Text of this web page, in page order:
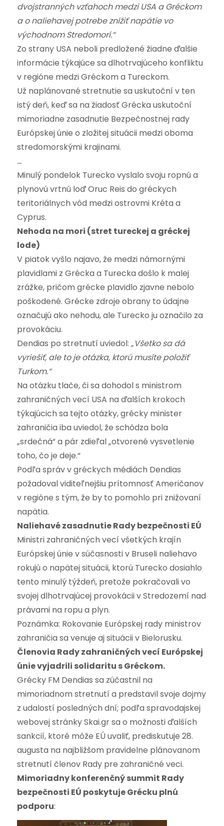
dvojstranných vzťahoch medzi USA a Gréckom
a o naliehavej potrebe znížiť napätie vo
východnom Stredomorí.“
Zo strany USA neboli predložené žiadne ďalšie
informácie týkajúce sa dlhotrvajúceho konfliktu
v regióne medzi Gréckom a Tureckom.
Už naplánované stretnutie sa uskutoční v ten
istý deň, keď sa na žiadosť Grécka uskutoční
mimoriadne zasadnutie Bezpečnostnej rady
Európskej únie o zložitej situácii medzi oboma
stredomorskými krajinami.
…
Minulý pondelok Turecko vyslalo svoju ropnú a
plynovú vrtnú loď Oruc Reis do gréckych
teritoriálnych vôd medzi ostrovmi Kréta a
Cyprus.
Nehoda na mori (stret tureckej a gréckej
lode)
V piatok vyšlo najavo, že medzi námornými
plavidlami z Grécka a Turecka došlo k malej
zrážke, pričom grécke plavidlo zjavne nebolo
poškodené. Grécke zdroje obrany to údajne
označujú ako nehodu, ale Turecko ju označilo za
provokáciu.
Dendias po stretnutí uviedol: „Všetko sa dá
vyriešiť, ale to je otázka, ktorú musíte položiť
Turkom.“
Na otázku tlače, či sa dohodol s ministrom
zahraničných vecí USA na ďalších krokoch
týkajúcich sa tejto otázky, grécky minister
zahraničia iba uviedol, že schôdza bola
„srdečná“ a pár zdieľal „otvorené vysvetlenie
toho, čo je deje.“
Podľa správ v gréckych médiách Dendias
požadoval viditeľnejšiu prítomnosť Američanov
v regióne s tým, že by to pomohlo pri znižovaní
napätia.
Naliehavé zasadnutie Rady bezpečnosti EÚ
Ministri zahraničných vecí všetkých krajín
Európskej únie v súčasnosti v Bruseli naliehavo
rokujú o napätej situácii, ktorú Turecko dosiahlo
tento minulý týždeň, pretože pokračovali vo
svojej dlhotrvajúcej provokácii v Stredozemí nad
právami na ropu a plyn.
Poznámka: Rokovanie Európskej rady ministrov
zahraničia sa venuje aj situácii v Bielorusku.
Členovia Rady zahraničných vecí Európskej
únie vyjadrili solidaritu s Gréckom.
Grécky FM Dendias sa zúčastnil na
mimoriadnom stretnutí a predstavil svoje dojmy
z udalostí posledných dní; podľa spravodajskej
webovej stránky Skai.gr sa o možnosti ďalších
sankcií, ktoré môže EÚ uvaliť, prediskutuje 28.
augusta na najbližšom pravidelne plánovanom
stretnutí členov Rady pre zahraničné veci.
Mimoriadny konferenčný summit Rady
bezpečnosti EÚ poskytuje Grécku plnú
podporu: